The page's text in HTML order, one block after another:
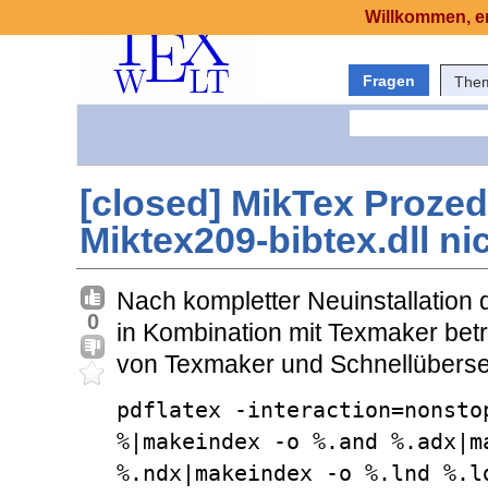
Fragen
[closed] MikTex
Miktex209-bibtex.dll
0
Nach kompletter Neuinstallation
in Kombination mit Texmaker
von Texmaker und
pdflatex -
%|makeindex -o %.and
%.ndx|makeindex -o %.lnd
Willkommen,